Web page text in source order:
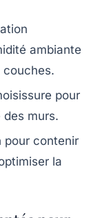
ambiante
couches.
pour
murs.
pour contenir
la